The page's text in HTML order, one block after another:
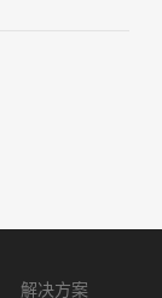
解决方案